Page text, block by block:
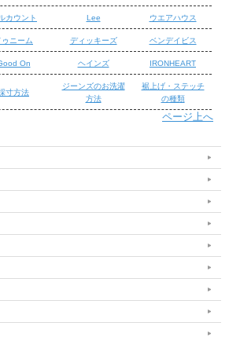
台 スーパーワイドストレート
う名称の日本製リング精紡機が製造されま
は製造元にも記録が無く現在、 稼働してい
古のものだと言われています。 「石川
機と比較しスピードが１/3程度でゆっくりし
の為、生産性は優れませんが綿へのストレ
然な表情は、まるで手紡ぎのような表情
れは「石川台」ならではの特徴です。 この
カウント Lee ウエアハウス
ゥニーム ディッキーズ ベンデイビス
On ヘインズ IRONHEART
寸方法
ジーンズのお洗濯
方法
裾上げ・ステッチ
の種類
ページ上へ